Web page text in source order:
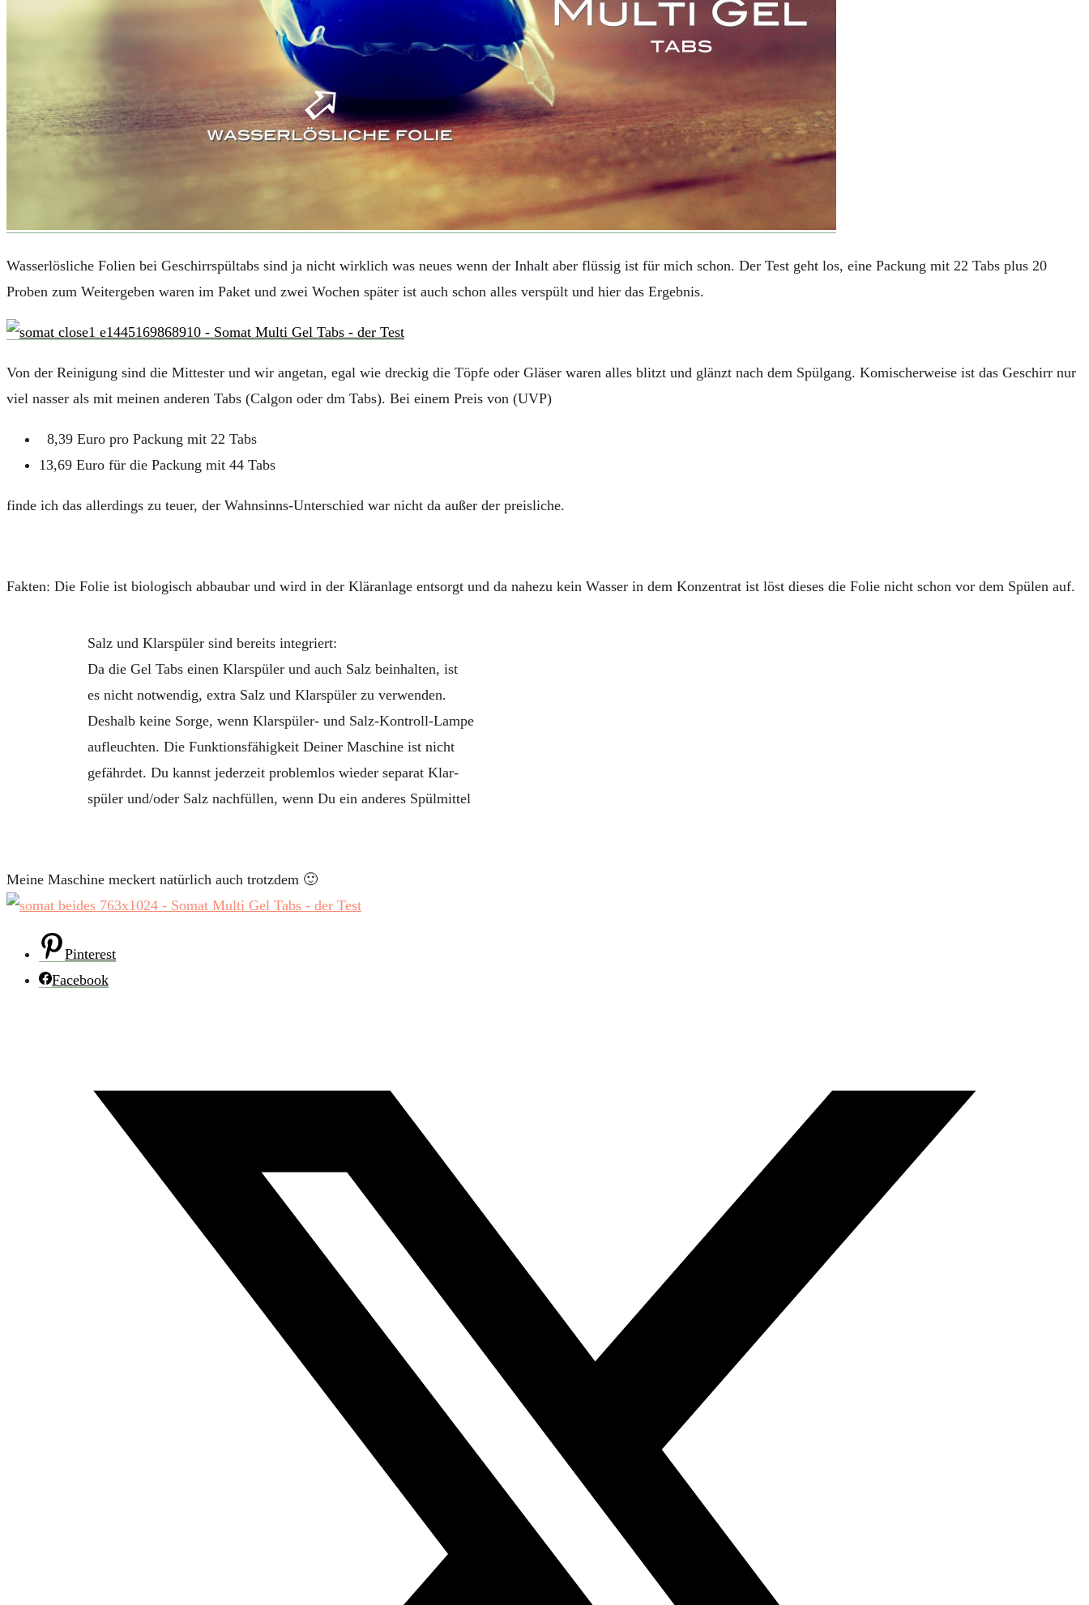
GEWINNSPIELE
HAUSHALTSGERÄTE
KAFFEEMASCHINEN & CO
FOTOS UND FOTOBÜCHER
Wasserlösliche Folien bei Geschirrspültabs sind ja nicht wirklich was neues wenn der Inhalt aber flüssig ist für mich schon. Der Test geht los, eine Packung mit 22 Tabs plus 20
Proben zum Weitergeben waren im Paket und zwei Wochen später ist auch schon alles verspült und hier das Ergebnis.
Von der Reinigung sind die Mittester und wir angetan, egal wie dreckig die Töpfe oder Gläser waren alles blitzt und glänzt nach dem Spülgang. Komischerweise ist das Geschirr nur
viel nasser als mit meinen anderen Tabs (Calgon oder dm Tabs). Bei einem Preis von (UVP)
8,39 Euro pro Packung mit 22 Tabs
13,69 Euro für die Packung mit 44 Tabs
finde ich das allerdings zu teuer, der Wahnsinns-Unterschied war nicht da außer der preisliche.
Fakten: Die Folie ist biologisch abbaubar und wird in der Kläranlage entsorgt und da nahezu kein Wasser in dem Konzentrat ist löst dieses die Folie nicht schon vor dem Spülen auf.
Salz und Klarspüler sind bereits integriert:
Da die Gel Tabs einen Klarspüler und auch Salz beinhalten, ist
es nicht notwendig, extra Salz und Klarspüler zu verwenden.
Deshalb keine Sorge, wenn Klarspüler- und Salz-Kontroll-Lampe
aufleuchten. Die Funktionsfähigkeit Deiner Maschine ist nicht
gefährdet. Du kannst jederzeit problemlos wieder separat Klar-
spüler und/oder Salz nachfüllen, wenn Du ein anderes Spülmittel
Meine Maschine meckert natürlich auch trotzdem 🙂
Pinterest
Facebook